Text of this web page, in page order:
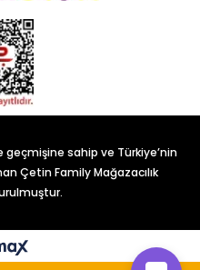
geçmişine sahip ve Türkiye’nin
Çetin Family Mağazacılık